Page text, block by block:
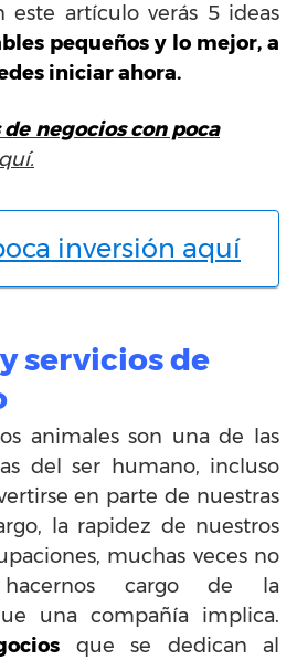
este artículo verás 5 ideas
pequeños y lo mejor, a
iniciar ahora.
negocios con poca
inversión aquí
servicios de
animales son una de las
del ser humano, incluso
en parte de nuestras
la rapidez de nuestros
muchas veces no
cargo de la
una compañía implica.
que se dedican al